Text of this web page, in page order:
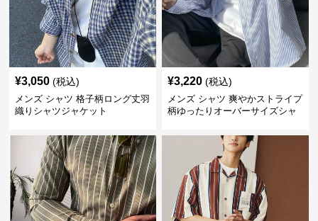
¥3,050 (税込)
メンズ シャツ 格子柄ロング丈羽
織りシャツジャケット
¥3,220 (税込)
メンズ シャツ 爽やかストライプ
柄ゆったりオーバーサイズシャ